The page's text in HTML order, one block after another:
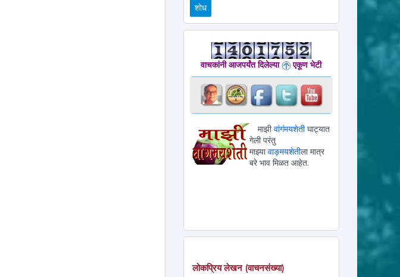
वाचकांनी आजपर्यंत दिलेल्या एकूण भेटी
माझीवांगंमयशेतीघाट्यात
गेली परंतु
माझ्यावाङ्मयशेतीला मात्र
बरे भाव मिळत आहेत.
लोकप्रिय लेखन (वाचनसंख्या)